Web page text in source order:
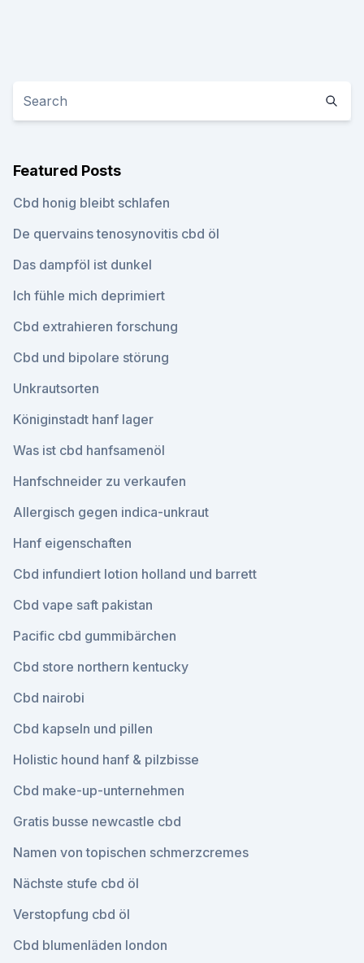
Featured Posts
Cbd honig bleibt schlafen
De quervains tenosynovitis cbd öl
Das dampföl ist dunkel
Ich fühle mich deprimiert
Cbd extrahieren forschung
Cbd und bipolare störung
Unkrautsorten
Königinstadt hanf lager
Was ist cbd hanfsamenöl
Hanfschneider zu verkaufen
Allergisch gegen indica-unkraut
Hanf eigenschaften
Cbd infundiert lotion holland und barrett
Cbd vape saft pakistan
Pacific cbd gummibärchen
Cbd store northern kentucky
Cbd nairobi
Cbd kapseln und pillen
Holistic hound hanf & pilzbisse
Cbd make-up-unternehmen
Gratis busse newcastle cbd
Namen von topischen schmerzcremes
Nächste stufe cbd öl
Verstopfung cbd öl
Cbd blumenläden london